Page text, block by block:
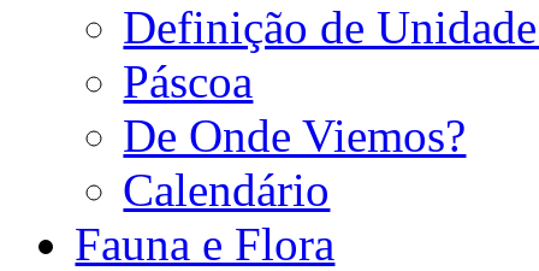
Definição de
Páscoa
De Onde Viemos?
Calendário
Fauna e Flora